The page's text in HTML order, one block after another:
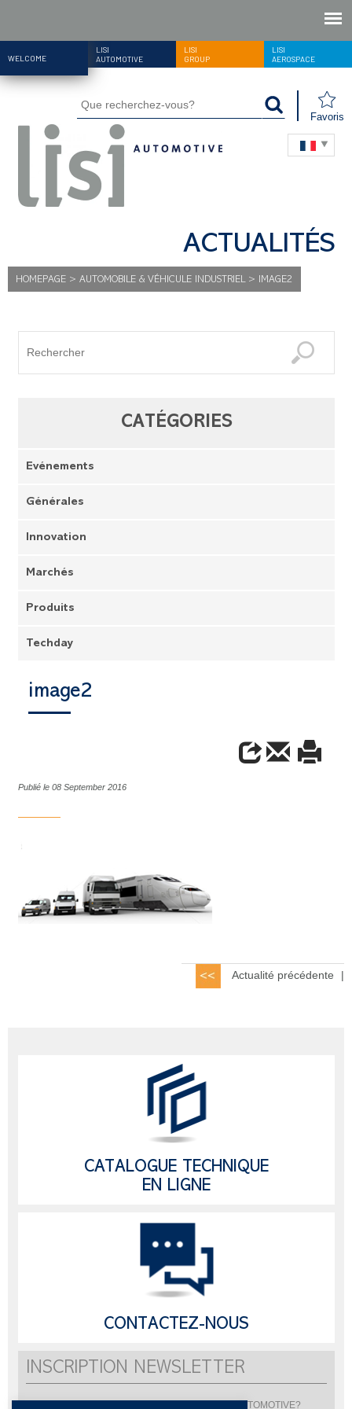
WELCOME
LISI
AUTOMOTIVE
LISI
GROUP
LISI
AEROSPACE
Favoris
ACTUALITÉS
HOMEPAGE > AUTOMOBILE & VÉHICULE INDUSTRIEL> IMAGE2
CATÉGORIES
Evénements
Générales
Innovation
Marchés
Produits
Techday
image2
Publié le 08 September 2016
Actualité précédente |
CATALOGUE TECHNIQUE
EN LIGNE
CONTACTEZ-NOUS
INSCRIPTION NEWSLETTER
Vous souhaitez être informé de l'actualité de LISI AUTOMOTIVE?